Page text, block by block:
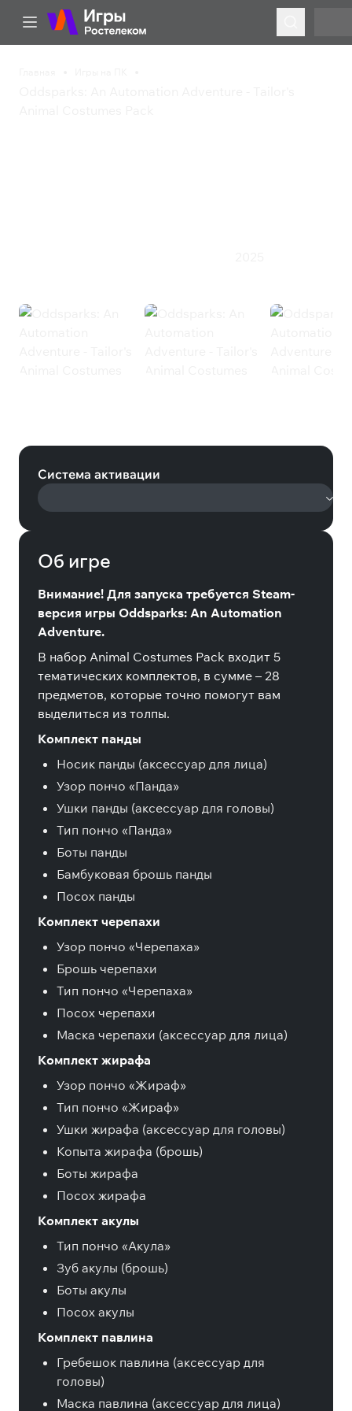
Система активации
Об игре
Внимание! Для запуска требуется Steam-
версия игры Oddsparks: An Automation
Adventure.
В набор Animal Costumes Pack входит 5
тематических комплектов, в сумме – 28
предметов, которые точно помогут вам
выделиться из толпы.
Комплект панды
Носик панды (аксессуар для лица)
Узор пончо «Панда»
Ушки панды (аксессуар для головы)
Тип пончо «Панда»
Боты панды
Бамбуковая брошь панды
Посох панды
Комплект черепахи
Узор пончо «Черепаха»
Брошь черепахи
Тип пончо «Черепаха»
Посох черепахи
Маска черепахи (аксессуар для лица)
Комплект жирафа
Узор пончо «Жираф»
Тип пончо «Жираф»
Ушки жирафа (аксессуар для головы)
Копыта жирафа (брошь)
Боты жирафа
Посох жирафа
Комплект акулы
Тип пончо «Акула»
Зуб акулы (брошь)
Боты акулы
Посох акулы
Комплект павлина
Гребешок павлина (аксессуар для
головы)
Маска павлина (аксессуар для лица)